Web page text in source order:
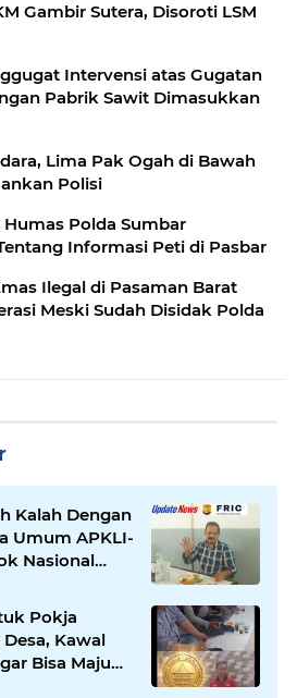
Gambir Sutera, Disoroti LSM
Intervensi atas Gugatan
Pabrik Sawit Dimasukkan
Lima Pak Ogah di Bawah
Polisi
Polda Sumbar
Informasi Peti di Pasbar
Ilegal di Pasaman Barat
Meski Sudah Disidak Polda
Kalah Dengan
Umum APKLI-
Nasional
Pokja
Kawal